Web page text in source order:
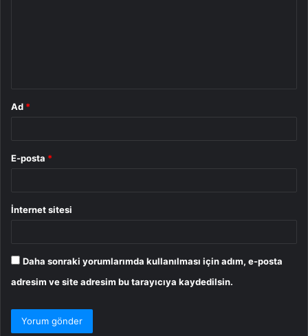
Ad *
E-posta *
İnternet sitesi
Daha sonraki yorumlarımda kullanılması için adım, e-posta
adresim ve site adresim bu tarayıcıya kaydedilsin.